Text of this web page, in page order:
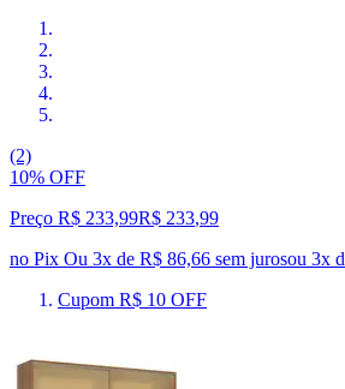
(2)
10% OFF
Preço R$ 233,99R$ 233,99
no Pix Ou 3x de R$ 86,66 sem jurosou 3x
Cupom R$ 10 OFF